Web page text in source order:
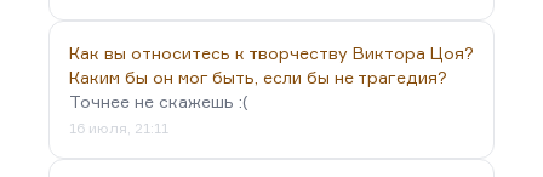
Как вы относитесь к творчеству Виктора Цоя?
Каким бы он мог быть, если бы не трагедия?
Точнее не скажешь :(
16 июля, 21:11